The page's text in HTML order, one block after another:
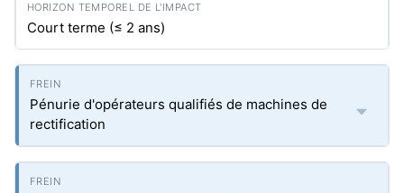
Court terme (≤ 2 ans)
Pénurie d'opérateurs qualifiés de machines de
rectification